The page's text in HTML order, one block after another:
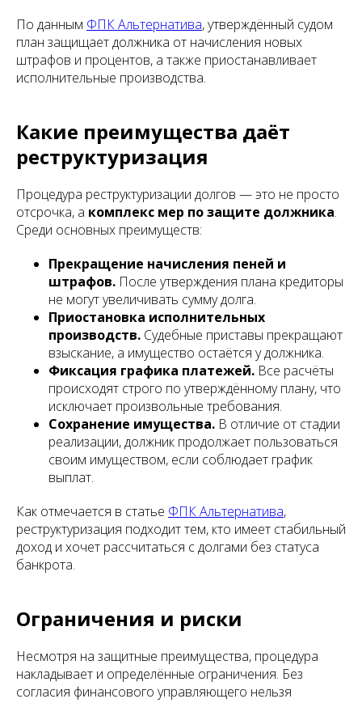
По данным ФПК Альтернатива, утверждённый судом
план защищает должника от начисления новых
штрафов и процентов, а также приостанавливает
исполнительные производства.
Какие преимущества даёт
реструктуризация
Процедура реструктуризации долгов — это не просто
отсрочка, а комплекс мер по защите должника.
Среди основных преимуществ:
Прекращение начисления пеней и
штрафов. После утверждения плана кредиторы
не могут увеличивать сумму долга.
Приостановка исполнительных
производств. Судебные приставы прекращают
взыскание, а имущество остаётся у должника.
Фиксация графика платежей. Все расчёты
происходят строго по утверждённому плану, что
исключает произвольные требования.
Сохранение имущества. В отличие от стадии
реализации, должник продолжает пользоваться
своим имуществом, если соблюдает график
выплат.
Как отмечается в статье ФПК Альтернатива,
реструктуризация подходит тем, кто имеет стабильный
доход и хочет рассчитаться с долгами без статуса
банкрота.
Ограничения и риски
Несмотря на защитные преимущества, процедура
накладывает и определённые ограничения. Без
согласия финансового управляющего нельзя